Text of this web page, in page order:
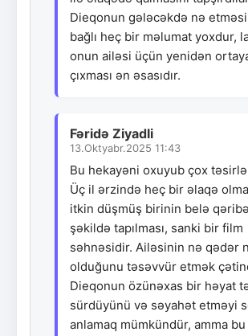
Dieqonun gələcəkdə nə
bağlı heç bir məlumat yoxdur,
onun ailəsi üçün yenidən
çıxması ən əsasıdır.
Fəridə Ziyadli
13.Oktyabr.2025 11:43
Bu hekayəni oxuyub çox
Üç il ərzində heç bir əlaqə
itkin düşmüş birinin belə
şəkildə tapılması, sanki bir film
səhnəsidir. Ailəsinin nə qədər
olduğunu təsəvvür etmək
Dieqonun özünəxas bir həyat
sürdüyünü və səyahət etməyi
anlamaq mümkündür, amma